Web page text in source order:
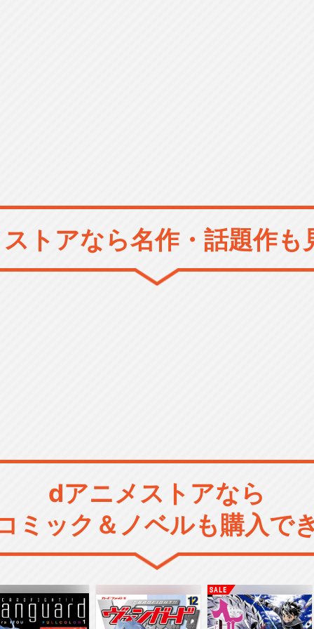
トアなら名作・話題作も
dアニメストアなら
ミック＆ノベルも購入で